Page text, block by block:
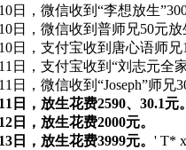
日，微信收到“李想放生”300
日，微信收到普师兄50元放
日，支付宝收到唐心语师兄
日，支付宝收到“刘志元全
日，微信收到“Joseph”师兄
日，放生花费2590、30.1元。
日，放生花费2000元。
日，放生花费3999元。 ' T*